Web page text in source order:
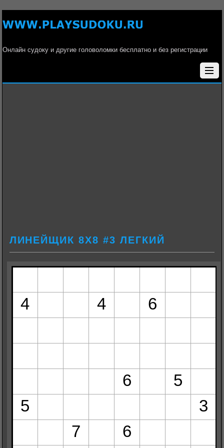
Онлайн судоку и другие головоломки бесплатно и без регистрации
ЛИНЕЙЩИК 8Х8 #3 ЛЕГКИЙ